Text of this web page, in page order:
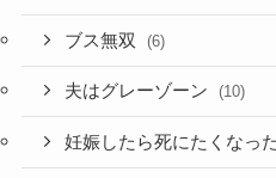
ブス無双 (6)
夫はグレーゾーン (10)
妊娠したら死にたくなった